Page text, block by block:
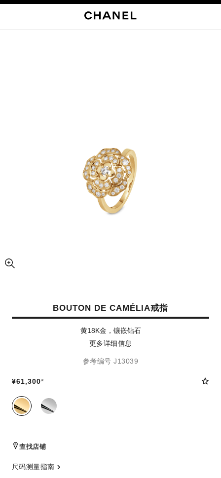
放大视图
BOUTON DE CAMÉLIA戒指
黄18K金，镶嵌钻石
更多详细信息
参考编号 J13039
¥61,300*
同系列款式 (2)
查找店铺
尺码测量指南